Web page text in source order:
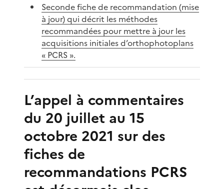
Seconde fiche de recommandation (mise
à jour) qui décrit les méthodes
recommandées pour mettre à jour les
acquisitions initiales d’orthophotoplans
« PCRS ».
L’appel à commentaires
du 20 juillet au 15
octobre 2021 sur des
fiches de
recommandations PCRS